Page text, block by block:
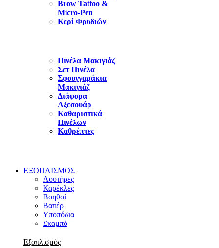
Brow Tattoo &
Micro-Pen
Κερί Φρυδιών
Πινέλα Μακιγιάζ
Σετ Πινέλα
Σφουγγαράκια
Μακιγιάζ
Διάφορα
Αξεσουάρ
Καθαριστικά
Πινέλων
Καθρέπτες
ΕΞΟΠΛΙΣΜΟΣ
Λουτήρες
Καρέκλες
Βοηθοί
Βαπέρ
Υποπόδια
Σκαμπό
Εξοπλισμός